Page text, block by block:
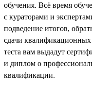
обучения. Всё время
с кураторами и
подведение итогов,
сдачи
теста вам выдадут
и диплом о
квалификации.